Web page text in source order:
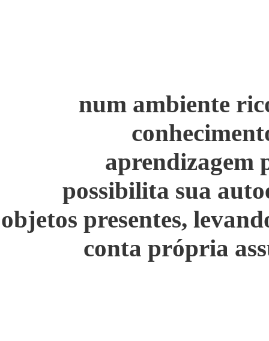
num ambiente
aprendizagem
possibilita sua
objetos presentes,
conta própria